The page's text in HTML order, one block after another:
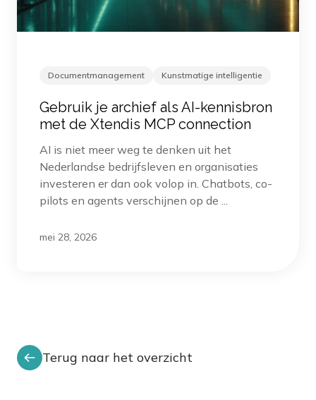
Documentmanagement Kunstmatige intelligentie
Gebruik je archief als AI-kennisbron
met de Xtendis MCP connection
AI is niet meer weg te denken uit het
Nederlandse bedrijfsleven en organisaties
investeren er dan ook volop in. Chatbots, co-
pilots en agents verschijnen op de ...
mei 28, 2026
Terug naar het overzicht